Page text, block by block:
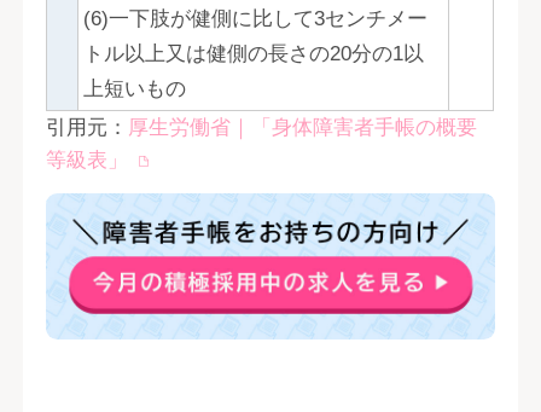
(6)一下肢が健側に比して3センチメー
トル以上又は健側の長さの20分の1以
上短いもの
引用元： 厚生労働省｜「身体障害者手帳の概要
等級表」